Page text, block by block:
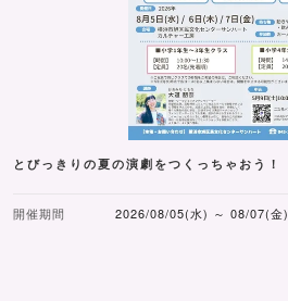
とびっきりの夏の演劇をつくっちゃおう！
開催期間 2026/08/05(水) ～ 08/07(金)